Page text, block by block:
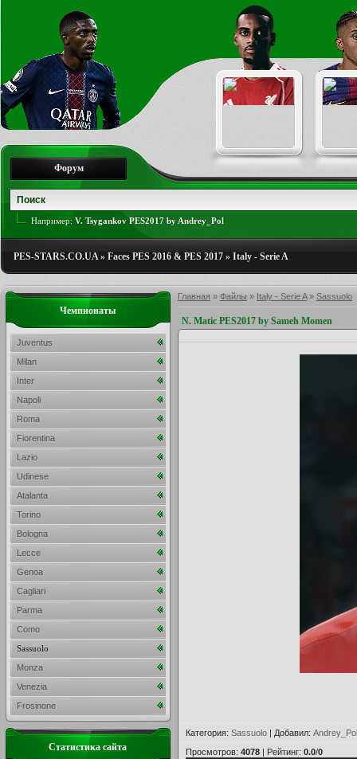
Форум
Например: V. Tsygankov PES2017 by Andrey_Pol
PES-STARS.CO.UA» Faces PES 2016 & PES 2017 » Italy - Serie A
Главная » Файлы » Italy - Serie A» Sassuolo
N. Matic PES2017 by Sameh Momen
Категория: Sassuolo | Добавил: Andrey_Pol
Просмотров: 4078 | Рейтинг: 0.0/0
Чемпионаты
Juventus
Milan
Inter
Napoli
Roma
Fiorentina
Lazio
Udinese
Atalanta
Torino
Bologna
Lecce
Genoa
Cagliari
Parma
Como
Sassuolo
Monza
Venezia
Frosinone
Статистика сайта